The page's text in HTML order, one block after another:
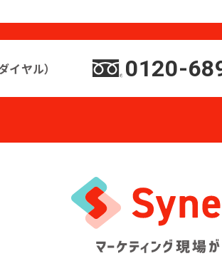
ヤル） 0120-